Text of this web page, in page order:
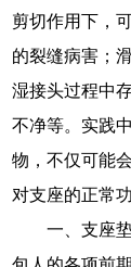
剪切作用下，
的裂缝病害；
湿接头过程中
不净等。实践
物，不仅可能
对支座的正常
一、支座